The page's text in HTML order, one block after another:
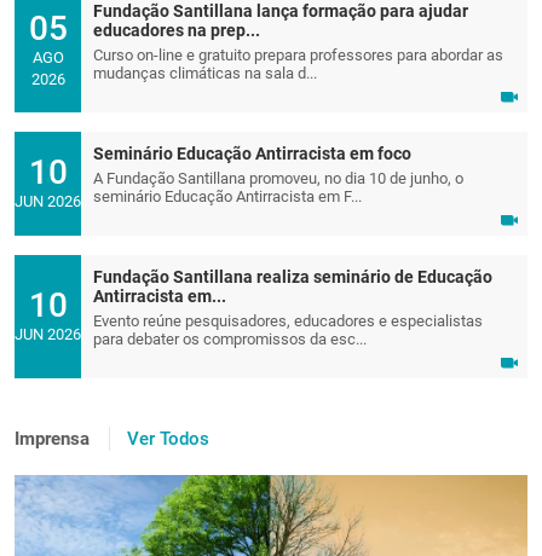
05
AGO
2026
Fundação Santillana lança formação para ajudar
educadores na prep...
Curso on-line e gratuito prepara professores para abordar as
mudanças climáticas na sala d...
10
JUN 2026
Seminário Educação Antirracista em foco
A Fundação Santillana promoveu, no dia 10 de junho, o
seminário Educação Antirracista em F...
10
JUN 2026
Fundação Santillana realiza seminário de Educação
Antirracista em...
Evento reúne pesquisadores, educadores e especialistas
para debater os compromissos da esc...
Imprensa Ver Todos